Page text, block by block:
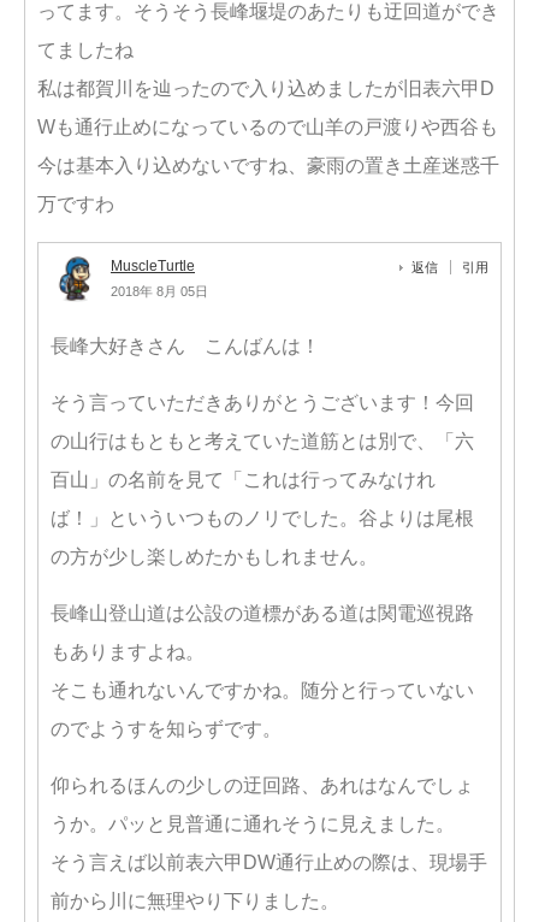
ってます。そうそう長峰堰堤のあたりも迂回道ができ
てましたね
私は都賀川を辿ったので入り込めましたが旧表六甲D
Wも通行止めになっているので山羊の戸渡りや西谷も
今は基本入り込めないですね、豪雨の置き土産迷惑千
万ですわ
MuscleTurtle
2018年 8月 05日
返信 引用
長峰大好きさん こんばんは！
そう言っていただきありがとうございます！今回
の山行はもともと考えていた道筋とは別で、「六
百山」の名前を見て「これは行ってみなけれ
ば！」といういつものノリでした。谷よりは尾根
の方が少し楽しめたかもしれません。
長峰山登山道は公設の道標がある道は関電巡視路
もありますよね。
そこも通れないんですかね。随分と行っていない
のでようすを知らずです。
仰られるほんの少しの迂回路、あれはなんでしょ
うか。パッと見普通に通れそうに見えました。
そう言えば以前表六甲DW通行止めの際は、現場手
前から川に無理やり下りました。